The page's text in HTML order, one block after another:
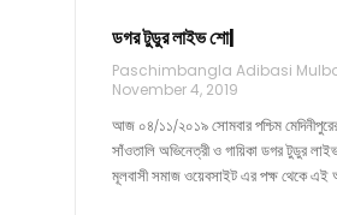
ডগর টুডুর লাইভ শো|
Paschimbangla Adibasi
November 4, 2019
আজ ০৪/১১/২০১৯ সোমবার পশ্চিম
সাঁওতালি অভিনেত্রী ও গায়িকা ডগর টুডুর
মূলবাসী সমাজ ওয়েবসাইট এর পক্ষ থেকে এই